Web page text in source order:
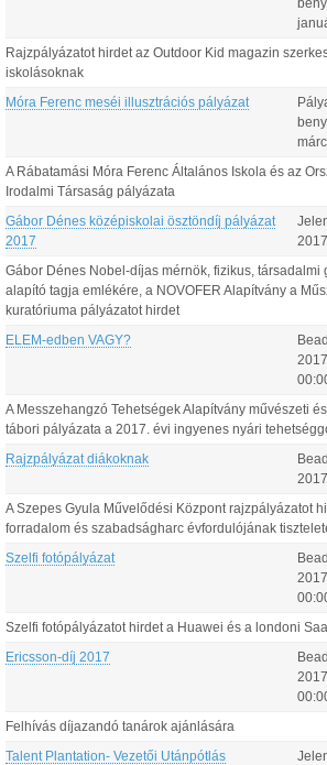
Rajzpályázatot hirdet az Outdoor Kid magazin
iskolásoknak
Móra Ferenc meséi illusztrációs pályázat
A Rábatamási Móra Ferenc Általános Iskola és az
Irodalmi Társaság pályázata
Gábor Dénes középiskolai ösztöndíj pályázat
2017
2017.
Gábor Dénes Nobel-díjas mérnök, fizikus, társadalmi
alapító tagja emlékére, a NOVOFER Alapítvány a
kuratóriuma pályázatot hirdet
ELEM-edben VAGY?
2017.
A Messzehangzó Tehetségek Alapítvány művészeti
tábori pályázata a 2017. évi ingyenes nyári
Rajzpályázat diákoknak
2017.
A Szepes Gyula Művelődési Központ rajzpályázatot
forradalom és szabadságharc évfordulójának
Szelfi fotópályázat
2017.
Szelfi fotópályázatot hirdet a Huawei és a londoni
Ericsson-díj 2017
2017.
Felhívás díjazandó tanárok ajánlására
Talent Plantation- Vezetői Utánpótlás